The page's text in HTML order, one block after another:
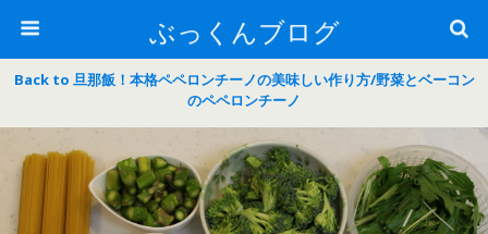
ぶっくんブログ
Back to 旦那飯！本格ペペロンチーノの美味しい作り方/野菜とベーコン
のペペロンチーノ